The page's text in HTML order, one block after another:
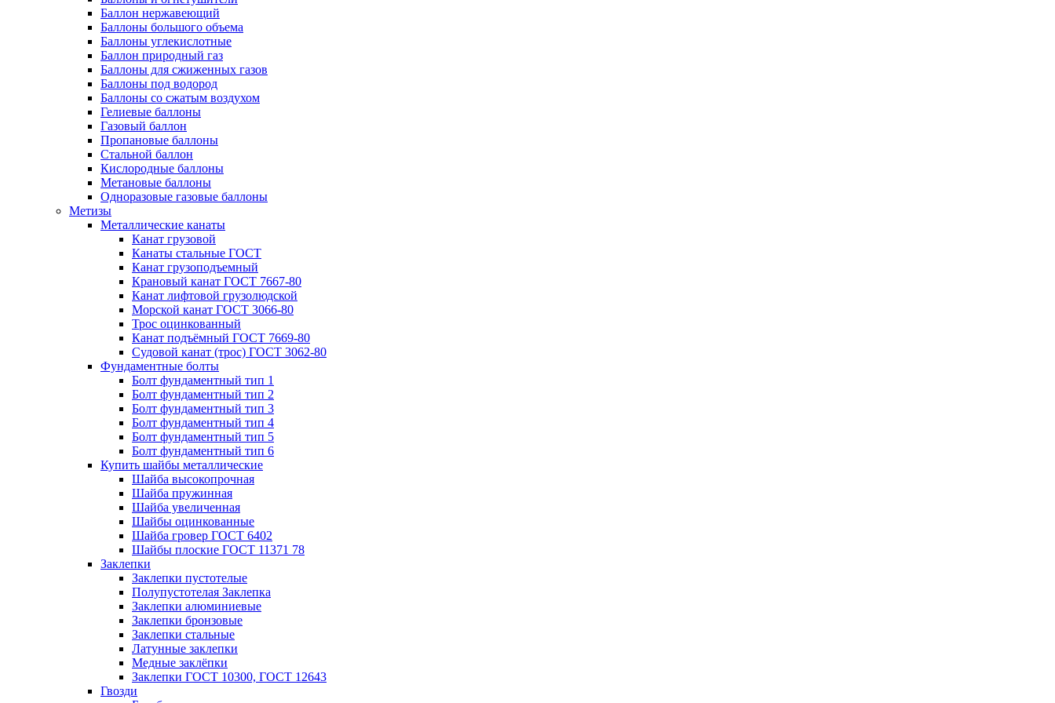
Баллон нержавеющий
Баллоны большого объема
Баллоны углекислотные
Баллон природный газ
Баллоны для сжиженных газов
Баллоны под водород
Баллоны со сжатым воздухом
Гелиевые баллоны
Газовый баллон
Пропановые баллоны
Стальной баллон
Кислородные баллоны
Метановые баллоны
Одноразовые газовые баллоны
Метизы
Металлические канаты
Канат грузовой
Канаты стальные ГОСТ
Канат грузоподъемный
Крановый канат ГОСТ 7667-80
Канат лифтовой грузолюдской
Морской канат ГОСТ 3066-80
Трос оцинкованный
Канат подъёмный ГОСТ 7669-80
Судовой канат (трос) ГОСТ 3062-80
Фундаментные болты
Болт фундаментный тип 1
Болт фундаментный тип 2
Болт фундаментный тип 3
Болт фундаментный тип 4
Болт фундаментный тип 5
Болт фундаментный тип 6
Купить шайбы металлические
Шайба высокопрочная
Шайба пружинная
Шайба увеличенная
Шайбы оцинкованные
Шайба гровер ГОСТ 6402
Шайбы плоские ГОСТ 11371 78
Заклепки
Заклепки пустотелые
Полупустотелая Заклепка
Заклепки алюминиевые
Заклепки бронзовые
Заклепки стальные
Латунные заклепки
Медные заклёпки
Заклепки ГОСТ 10300, ГОСТ 12643
Гвозди